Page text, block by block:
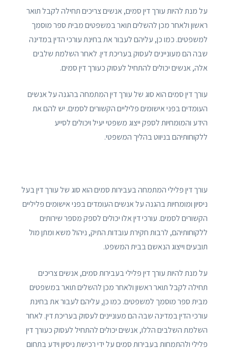
על מנת להיות עורך דין סמים, אנשים צריכים תחילה לקבל תואר
ראשון ולאחר מכן להשלים תואר במשפטים מבית ספר מוסמך
למשפטים. כמו כן, עליהם לעבור את בחינת עורכי הדין במדינה
שבה הם מעוניינים לעסוק בעריכת דין. לאחר השלמת שלבים
אלה, אנשים יכולים להתחיל לעסוק כעורך דין סמים.
עורך דין סמים הוא סוג של עורך דין המתמחה בהגנה על אנשים
העומדים בפני אישומים פליליים הקשורים לסמים. יש להם את
הידע והמומחיות לספק ייצוג משפטי יעיל ויכולים לסייע
ללקוחותיהם בניווט בהליך המשפטי.
עורך דין פלילי המתמחה בעבירות סמים הוא סוג של עורך דין בעל
ניסיון ומומחיות בהגנה על אנשים העומדים בפני אישומים פליליים
הקשורים לסמים. עורכי דין אלו יכולים לספק מספר שירותים
ללקוחותיהם, לרבות חקירת עובדות התיק, ניהול משא ומתן מול
תובעים וייצוג הנאשם בבית המשפט.
על מנת להיות עורך דין פלילי בעבירות סמים, אנשים צריכים
תחילה לקבל תואר ראשון ולאחר מכן להשלים תואר במשפטים
מבית ספר מוסמך למשפטים. כמו כן, עליהם לעבור את בחינת
עורכי הדין במדינה שבה הם מעוניינים לעסוק בעריכת דין. לאחר
השלמת השלבים הללו, אנשים יכולים להתחיל לעסוק כעורך דין
פלילי ולהתמחות בעבירות סמים על ידי רכישת ניסיון וידע בתחום